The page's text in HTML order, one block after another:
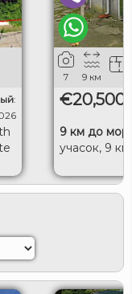
:
7 9 км
€20,500
9 км до
учасок, 9